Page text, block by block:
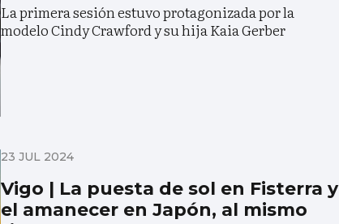
La primera sesión estuvo protagonizada por la
modelo Cindy Crawford y su hija Kaia Gerber
23 JUL 2024
Vigo | La puesta de sol en Fisterra y
el amanecer en Japón, al mismo